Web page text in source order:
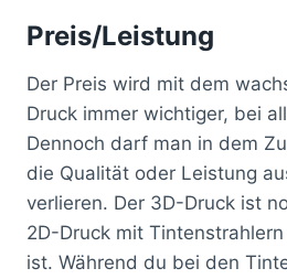
Preis/Leistung
Der Preis wird mit dem
Druck immer wichtiger, bei
Dennoch darf man in dem
die Qualität oder Leistung
verlieren. Der 3D-Druck ist
2D-Druck mit
ist. Während du bei den